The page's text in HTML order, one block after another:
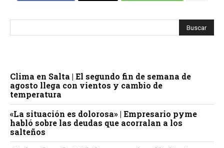
Clima en Salta | El segundo fin de semana de
agosto llega con vientos y cambio de
temperatura
«La situación es dolorosa» | Empresario pyme
habló sobre las deudas que acorralan a los
salteños